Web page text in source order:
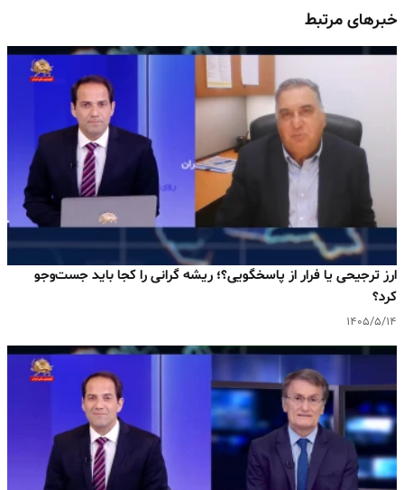
خبرهای مرتبط
ارز ترجیحی یا فرار از پاسخگویی؟؛ ریشه گرانی را کجا باید جست‌وجو
کرد؟
۱۴۰۵/۵/۱۴